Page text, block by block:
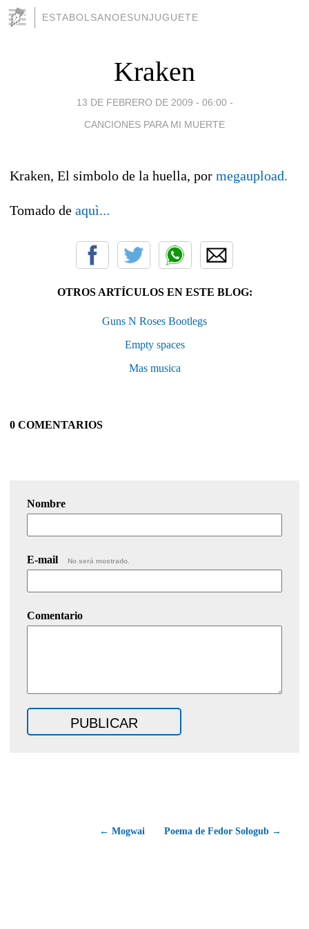
ESTABOLSANOESUNJUGUETE
Kraken
13 DE FEBRERO DE 2009 - 06:00 -
CANCIONES PARA MI MUERTE
Kraken, El simbolo de la huella, por megaupload.
Tomado de aquì...
OTROS ARTÍCULOS EN ESTE BLOG:
Guns N Roses Bootlegs
Empty spaces
Mas musica
0 COMENTARIOS
Nombre
E-mail No será mostrado.
Comentario
← Mogwai Poema de Fedor Sologub →